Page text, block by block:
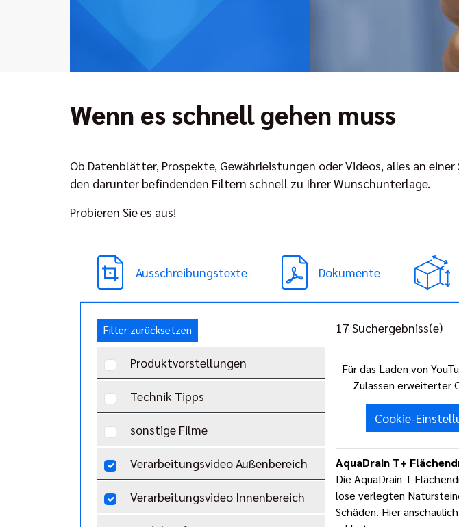
Wenn es schnell gehen muss
Ob Datenblätter, Prospekte, Gewährleistungen oder Videos, alles an
den darunter befindenden Filtern schnell zu Ihrer Wunschunterlage.
Probieren Sie es aus!
Ausschreibungstexte Dokumente
Filter zurücksetzen
Produktvorstellungen
Technik Tipps
sonstige Filme
Verarbeitungsvideo Außenbereich
Verarbeitungsvideo Innenbereich
17 Suchergebniss(e)
Für das Laden von
Zulassen erweiterter
Cookie-
AquaDrain T+
Die AquaDrain T
lose verlegten
Schäden. Hier